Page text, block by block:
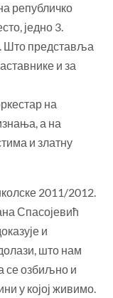
републичко
једно 3.
Што представља
и за
на
а на
и златну
2011/2012.
Спасојевић
и
што нам
се озбиљно и
у којој живимо.